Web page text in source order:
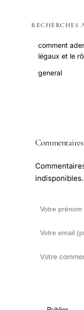
RECHERCHES
comment
légaux et le
general
Commentaires
indisponibles.